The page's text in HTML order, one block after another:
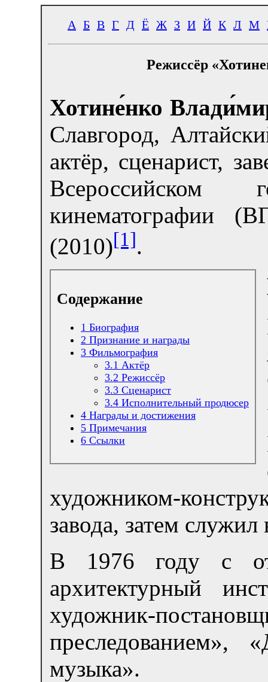
А Б В Г Д Ё Ж З И Й К Л М
Режиссёр
Хотине́нко
Славгород,
актёр, сценарист,
Всероссийском
кинематографии
(2010)[1].
Содержание
1 Биография
2 Признание и награды
3 Фильмография
3.1 Актёр
3.2 Режиссёр
3.3 Сценарист
3.4 Исполнительный продюсер
4 Награды и достижения
5 Примечания
6 Ссылки
художником-
завода, затем
В 1976 году с
архитектурный
художник-
преследованием»,
музыка».